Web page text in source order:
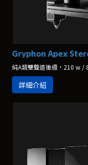
Gryphon Apex
純A類雙聲道後級，210 w
詳細介紹